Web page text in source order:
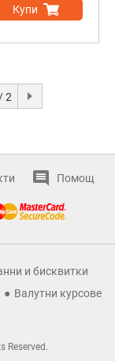
Купи
2
Помощ
и бисквитки
Валутни курсове
Reserved.